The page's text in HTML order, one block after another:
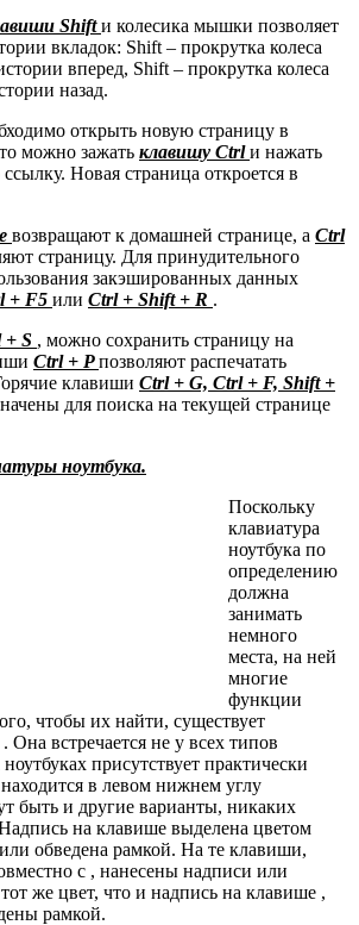
Shiftи колесика мышки позволяет
вкладок: Shift – прокрутка колеса
вперед, Shift – прокрутка колеса
назад.
открыть новую страницу в
можно зажать клавишу Ctrlи нажать
Новая страница откроется в
возвращают к домашней странице, а Ctrl
страницу. Для принудительного
закэшированных данных
+ F5 или Ctrl + Shift + R .
+ S , можно сохранить страницу на
Ctrl + Pпозволяют распечатать
клавиши Ctrl + G, Ctrl + F, Shift +
для поиска на текущей странице
ноутбука.
Поскольку
клавиатура
ноутбука по
определению
должна
занимать
немного
места, на ней
многие
функции
чтобы их найти, существует
. Она встречается не у всех типов
присутствует практически
в левом нижнем углу
быть и другие варианты, никаких
на клавише выделена цветом
обведена рамкой. На те клавиши,
с , нанесены надписи или
же цвет, что и надпись на клавише ,
рамкой.